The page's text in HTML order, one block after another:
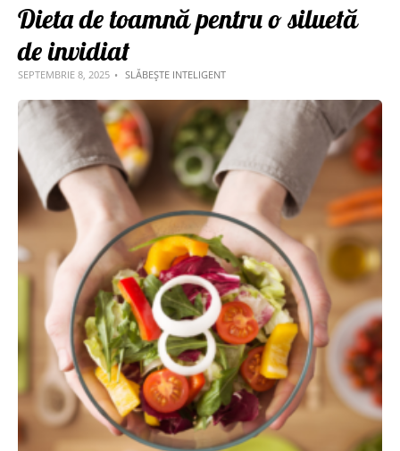
Dieta de toamnă pentru o siluetă
de invidiat
SEPTEMBRIE 8, 2025 SLĂBEȘTE INTELIGENT